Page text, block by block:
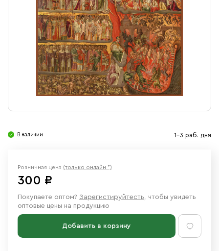
Ювелирные изделия
В наличии 1-3 раб. дня
Розничная цена (только онлайн *)
300 ₽
Покупаете оптом? Зарегистируйтесть, чтобы увидеть
оптовые цены на продукцию
Добавить в корзину